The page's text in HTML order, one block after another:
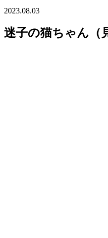
2023.08.03
迷子の猫ちゃん（